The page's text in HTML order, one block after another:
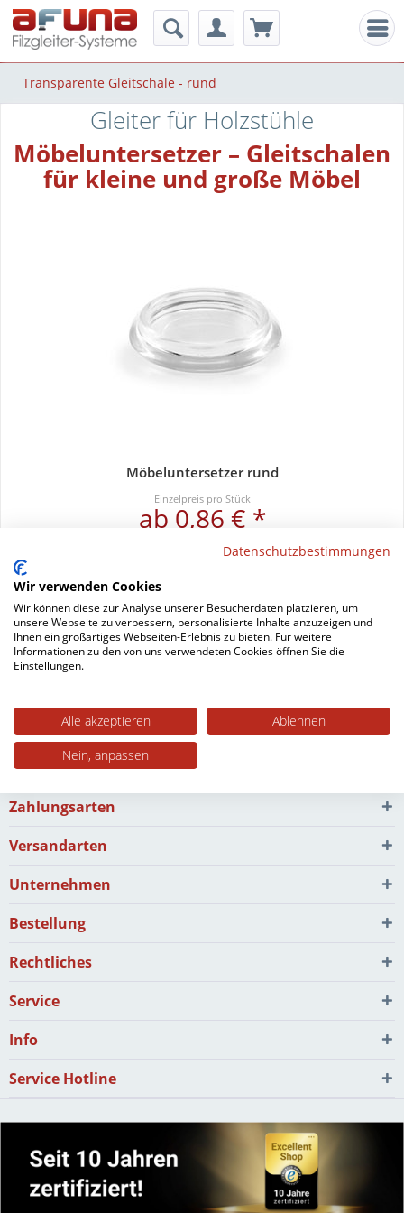
Transparente Gleitschale - rund
Gleiter für Holzstühle
Möbeluntersetzer – Gleitschalen
für kleine und große Möbel
Möbeluntersetzer rund
Einzelpreis pro Stück
ab 0,86 € *
Unsere Gleitschalen - die Untersetzer für Sofas, Sessel und
antike Möbel! Unsere transparenten Möbeluntersetzer rund
können als Gleitschalen für Möbel mit Rollen oder Stuhlfüße, für
die es... mehr erfahren »
Zahlungsarten
Versandarten
Unternehmen
Bestellung
Rechtliches
Service
Info
Service Hotline
Datenschutzbestimmungen
Wir verwenden Cookies
Wir können diese zur Analyse unserer Besucherdaten platzieren, um
unsere Webseite zu verbessern, personalisierte Inhalte anzuzeigen und
Ihnen ein großartiges Webseiten-Erlebnis zu bieten. Für weitere
Informationen zu den von uns verwendeten Cookies öffnen Sie die
Einstellungen.
Alle akzeptieren
Ablehnen
Nein, anpassen